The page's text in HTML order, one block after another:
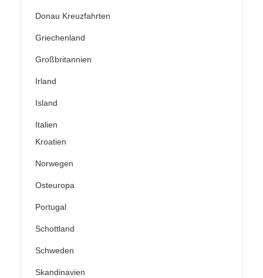
Donau Kreuzfahrten
Griechenland
Großbritannien
Irland
Island
Italien
Kroatien
Norwegen
Osteuropa
Portugal
Schottland
Schweden
Skandinavien